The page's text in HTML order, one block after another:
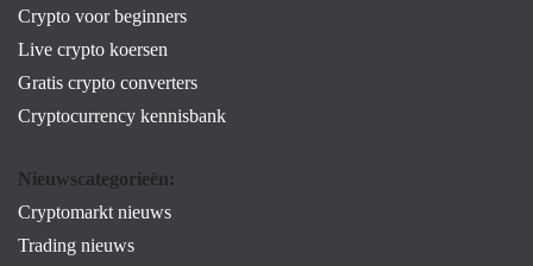
Crypto voor beginners
Live crypto koersen
Gratis crypto converters
Cryptocurrency kennisbank
Nieuwscategorieën:
Cryptomarkt nieuws
Trading nieuws